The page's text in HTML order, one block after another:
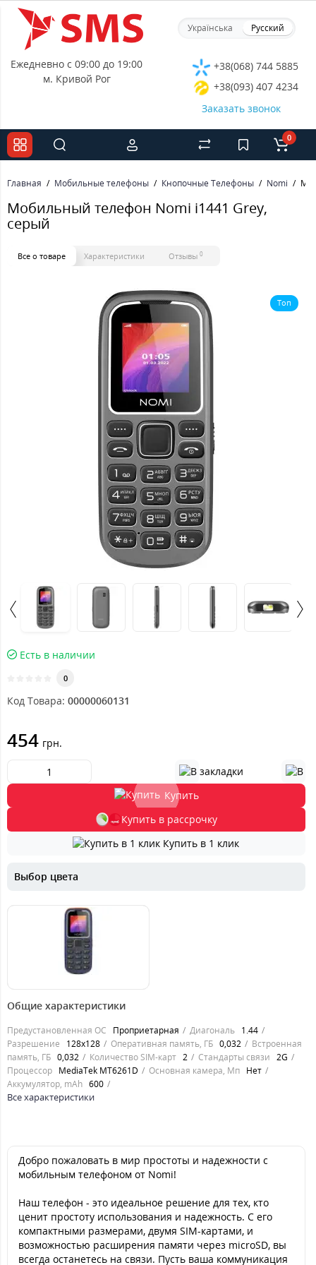
Українська Русский
Ежедневно с 09:00 до 19:00
м. Кривой Рог
+38(068) 744 5885
+38(093) 407 4234
Заказать звонок
0
Главная Мобильные телефоны Кнопочные Телефоны Nomi
Мобильный телефон Nomi i1441 Grey,
серый
Все о товаре Характеристики Отзывы 0
Топ
Есть в наличии
0
Код Товара: 00000060131
454 грн.
Купить
Купить в рассрочку
Купить в 1 клик
Выбор цвета
454 грн.
Общие характеристики
Предустановленная ОС Проприетарная Диагональ 1.44
Разрешение
128х128 Оперативная память, ГБ 0,032
Встроенная
память, ГБ 0,032 Количество SIM-карт 2 Стандарты связи 2G
Процессор MediaTek MT6261D Основная камера, Мп Нет
Аккумулятор, mAh 600
Все характеристики
Добро пожаловать в мир простоты и надежности с
мобильным телефоном от Nomi!
Наш телефон - это идеальное решение для тех, кто
ценит простоту использования и надежность. С его
компактными размерами, двумя SIM-картами, и
возможностью расширения памяти через microSD, вы
всегда останетесь на связи. Пусть ваша коммуникация